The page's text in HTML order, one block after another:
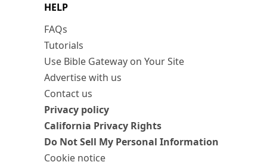
HELP
FAQs
Tutorials
Use Bible Gateway on Your Site
Advertise with us
Contact us
Privacy policy
California Privacy Rights
Do Not Sell My Personal Information
Cookie notice